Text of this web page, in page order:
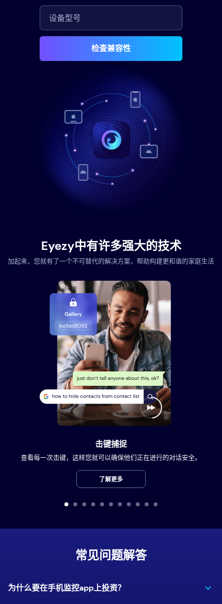
检查兼容性
Eyezy中有许多强大的技术
加起来，您就有了一个不可替代的解决方案，帮助构建更和谐的家庭生活
击键捕捉
查看每一次击键，这样您就可以确保他们正在进行的对话安全。
了解更多
常见问题解答
为什么要在手机监控app上投资？